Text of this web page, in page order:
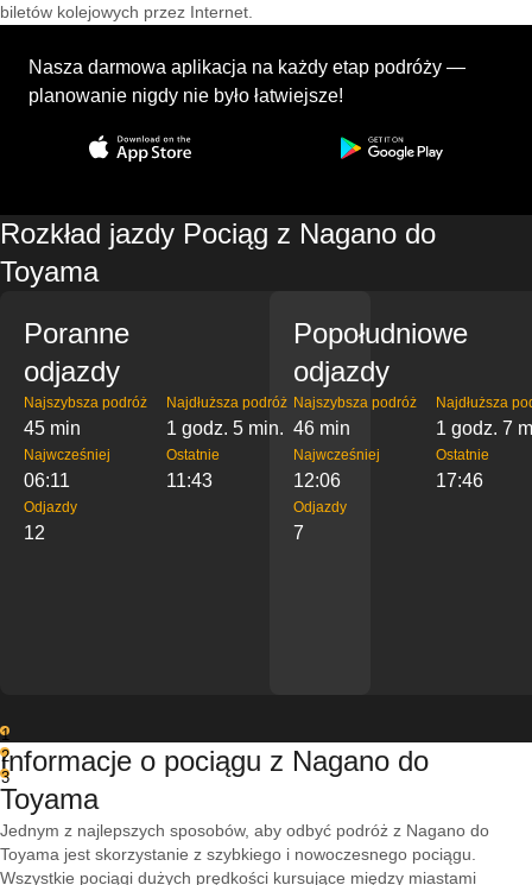
biletów kolejowych przez Internet.
Nasza darmowa aplikacja na każdy etap podróży —
planowanie nigdy nie było łatwiejsze!
Rozkład jazdy Pociąg z Nagano do
Toyama
Poranne
odjazdy
Najszybsza podróż
45 min
Najdłuższa podróż
1 godz. 5 min.
Najwcześniej
06:11
Ostatnie
11:43
Odjazdy
12
Popołudniowe
odjazdy
Najszybsza podróż
46 min
Najdłuższa
1 godz. 7
Najwcześniej
12:06
Ostatnie
17:46
Odjazdy
7
1
2
3
Informacje o pociągu z Nagano do
Toyama
Jednym z najlepszych sposobów, aby odbyć podróż z Nagano do
Toyama jest skorzystanie z szybkiego i nowoczesnego pociągu.
Wszystkie pociągi dużych prędkości kursujące między miastami